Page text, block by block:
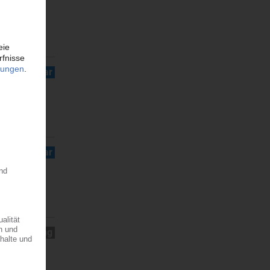
Seminar
Seminar
Lehrgang